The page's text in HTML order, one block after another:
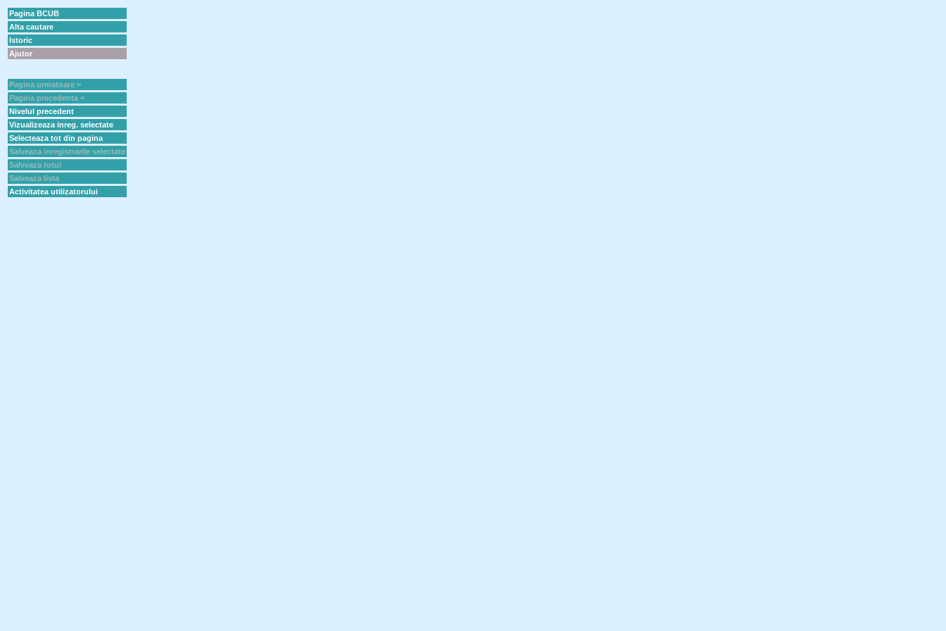
Pagina BCUB
Alta cautare
Istoric
Ajutor
Pagina urmatoare >
Pagina precedenta <
Nivelul precedent
Vizualizeaza inreg. selectate
Selecteaza tot din pagina
Salveaza inregistrarile selectate
Salveaza totul
Salveaza lista
Activitatea utilizatorului